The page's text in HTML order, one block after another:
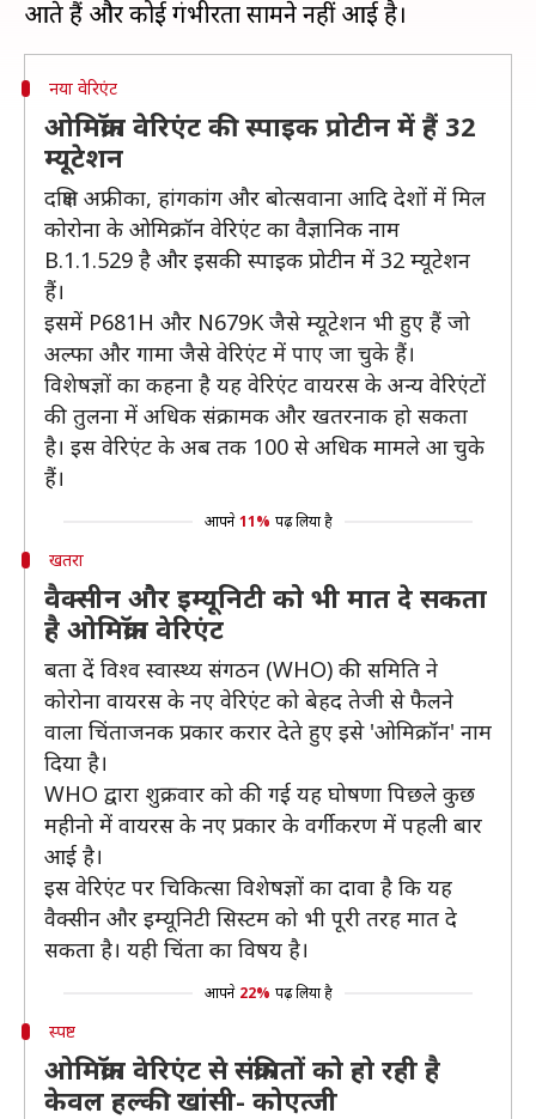
नया वेरिएंट
ओमिक्रॉन वेरिएंट की स्पाइक प्रोटीन में हैं 32
म्यूटेशन
दक्षिण अफ्रीका, हांगकांग और बोत्सवाना आदि देशों में मिल
कोरोना के ओमिक्रॉन वेरिएंट का वैज्ञानिक नाम
B.1.1.529 है और इसकी स्पाइक प्रोटीन में 32 म्यूटेशन
हैं।
इसमें P681H और N679K जैसे म्यूटेशन भी हुए हैं जो
अल्फा और गामा जैसे वेरिएंट में पाए जा चुके हैं।
विशेषज्ञों का कहना है यह वेरिएंट वायरस के अन्य वेरिएंटों
की तुलना में अधिक संक्रामक और खतरनाक हो सकता
है। इस वेरिएंट के अब तक 100 से अधिक मामले आ चुके
हैं।
आपने 11% पढ़ लिया है
खतरा
वैक्सीन और इम्यूनिटी को भी मात दे सकता
है ओमिक्रॉन वेरिएंट
बता दें विश्व स्वास्थ्य संगठन (WHO) की समिति ने
कोरोना वायरस के नए वेरिएंट को बेहद तेजी से फैलने
वाला चिंताजनक प्रकार करार देते हुए इसे 'ओमिक्रॉन' नाम
दिया है।
WHO द्वारा शुक्रवार को की गई यह घोषणा पिछले कुछ
महीनो में वायरस के नए प्रकार के वर्गीकरण में पहली बार
आई है।
इस वेरिएंट पर चिकित्सा विशेषज्ञों का दावा है कि यह
वैक्सीन और इम्यूनिटी सिस्टम को भी पूरी तरह मात दे
सकता है। यही चिंता का विषय है।
आपने 22% पढ़ लिया है
स्पष्ट
ओमिक्रॉन वेरिएंट से संक्रमितों को हो रही है
केवल हल्की खांसी- कोएत्जी